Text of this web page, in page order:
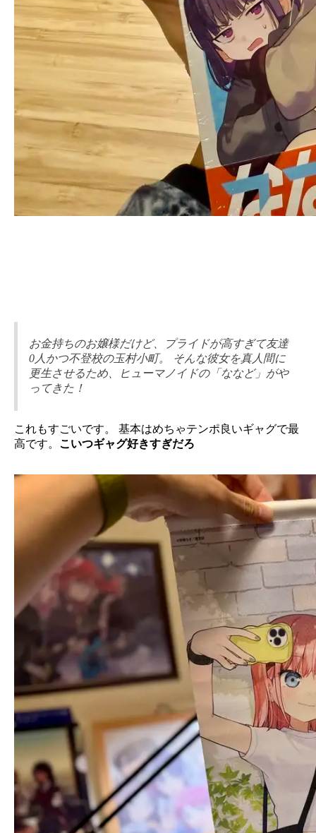
お金持ちのお嬢様だけど、プライドが高すぎて友達
0人かつ不登校の玉村小町。 そんな彼女を真人間に
更生させるため、ヒューマノイドの「ななど」がや
ってきた！
これもすごいです。 基本はめちゃテンポ良いギャグで最
高です。 こいつギャグ好きすぎだろ